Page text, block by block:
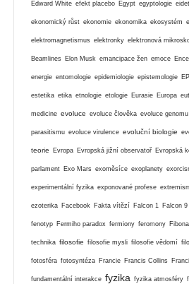
Edward White efekt placebo Egypt egyptologie
ekonomický růst ekonomie ekonomika ekosystém
elektromagnetismus elektronky elektronová
Beamlines Elon Musk emancipace žen emoce
energie entomologie epidemiologie epistemologie
estetika etika etnologie etologie Eurasie Europa
medicine evoluce evoluce člověka evoluce genomu
parasitismu evoluce virulence evoluční biologie
teorie Evropa Evropská jižní observatoř Evropská
parlament Exo Mars exoměsíce exoplanety
experimentální fyzika exponované profese
ezoterika Facebook Fakta vítězí Falcon 1 Falcon 9
fenotyp Fermiho paradox fermiony feromony
technika filosofie filosofie mysli filosofie vědomí
fotosféra fotosyntéza Francie Francis Collins
fundamentální interakce fyzika fyzika atmosféry